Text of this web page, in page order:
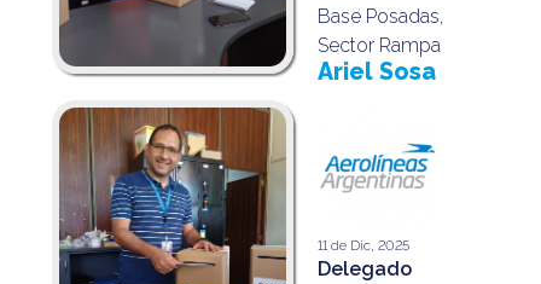
Base Posadas,
Sector Rampa
Ariel Sosa
11 de Dic, 2025
Delegado